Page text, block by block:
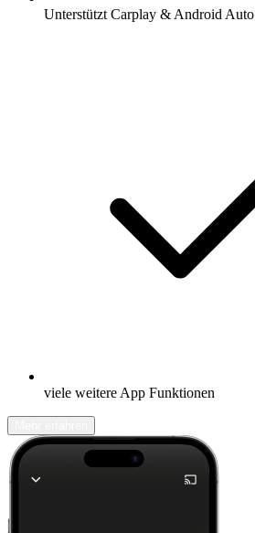
Unterstützt Carplay & Android Auto
viele weitere App Funktionen